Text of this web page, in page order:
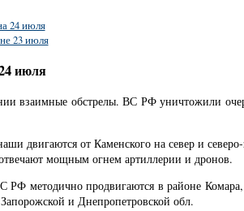
24 июля
23 июля
июля
взаимные обстрелы. ВС РФ уничтожили
двигаются от Каменского на север и
мощным огнем артиллерии и дронов.
РФ методично продвигаются в районе
и Днепропетровской обл.